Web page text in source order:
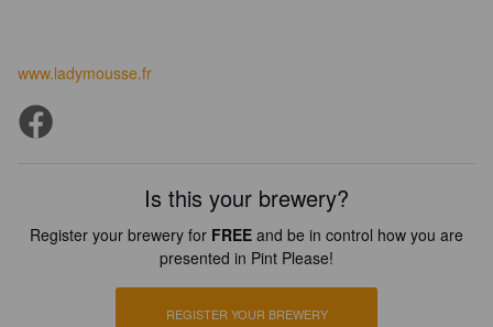
www.ladymousse.fr
Is this your brewery?
Register your brewery for FREE and be in control how you are
presented in Pint Please!
REGISTER YOUR BREWERY